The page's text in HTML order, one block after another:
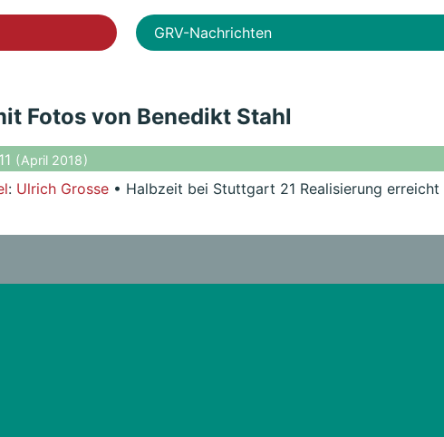
GRV-Nachrichten
Fotos von Benedikt Stahl
( April 2018 )
: Ulrich Grosse • Halbzeit bei Stuttgart 21 Realisierung erreicht